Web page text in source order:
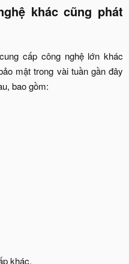
khác cũng phát
cấp công nghệ lớn khác
mật trong vài tuần gần đây
bao gồm:​
khác.​